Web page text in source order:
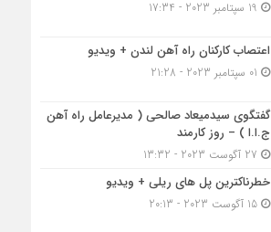
اعتصاب کارکنان راه آهن لندن + ویدیو
گفتگوی سیدمیعاد صالحی ( مدیرعامل راه آهن
ج.ا.ا ) – روز کارمند
خطرناکترین پل های ریلی + ویدیو
15 آگوست 2023 - 20:13